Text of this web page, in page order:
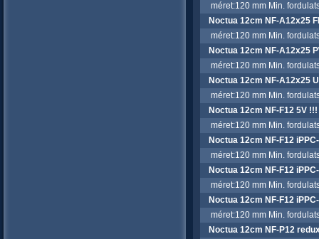
méret:120 mm Min.
Noctua 12cm NF-A12x25
méret:120 mm Min.
Noctua 12cm NF-A12x25
méret:120 mm Min.
Noctua 12cm NF-A12x25
méret:120 mm Min.
Noctua 12cm NF-F12 5V !!!
méret:120 mm Min.
Noctua 12cm NF-F12
méret:120 mm Min.
Noctua 12cm NF-F12
méret:120 mm Min.
Noctua 12cm NF-F12
méret:120 mm Min.
Noctua 12cm NF-P12